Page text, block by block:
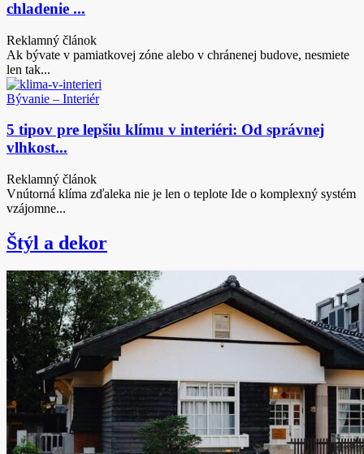
chladenie ...
Reklamný článok
Ak bývate v pamiatkovej zóne alebo v chránenej budove, nesmiete
len tak...
Bývanie – Interiér
5 tipov pre lepšiu klímu v interiéri: Od správnej
vlhkost...
Reklamný článok
Vnútorná klíma zďaleka nie je len o teplote Ide o komplexný systém
vzájomne...
Štýl a dekor